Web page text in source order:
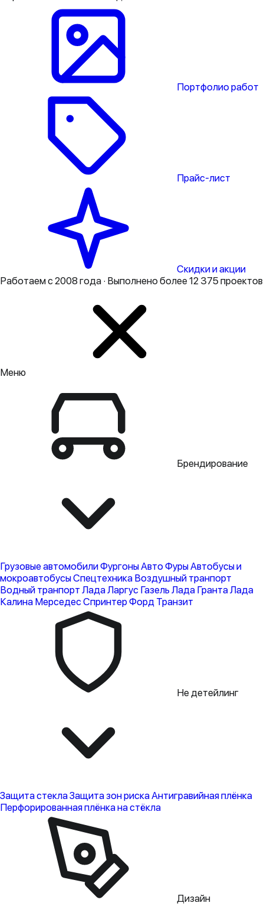
Портфолио работ
Прайс-лист
Скидки и акции
Работаем с 2008 года · Выполнено более 12 375 проектов
Меню
Брендирование
Грузовые автомобилиФургоныАвтоФурыАвтобусы и
мокроавтобусыСпецтехника Воздушный транпорт
Водный транпорт Лада Ларгус Газель Лада ГрантаЛада
Калина Мерседес СпринтерФорд Транзит
Не детейлинг
Защита стеклаЗащита зон рискаАнтигравийная плёнка
Перфорированная плёнка на стёкла
Дизайн